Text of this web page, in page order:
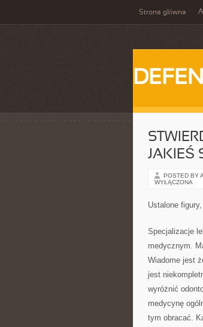
Strona główna
JAKIEŚ
POSTED BY
WYŁĄCZONA
Ustalone
Specjalizacje
medycznym.
Wiadome jest
jest
wyróżnić
medycynę
tym obracać.